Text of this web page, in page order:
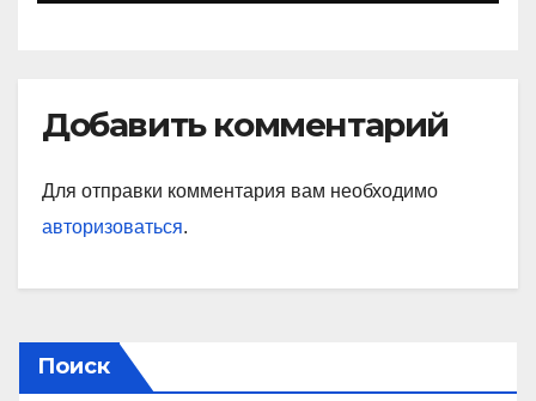
Добавить комментарий
Для отправки комментария вам необходимо
авторизоваться.
Поиск